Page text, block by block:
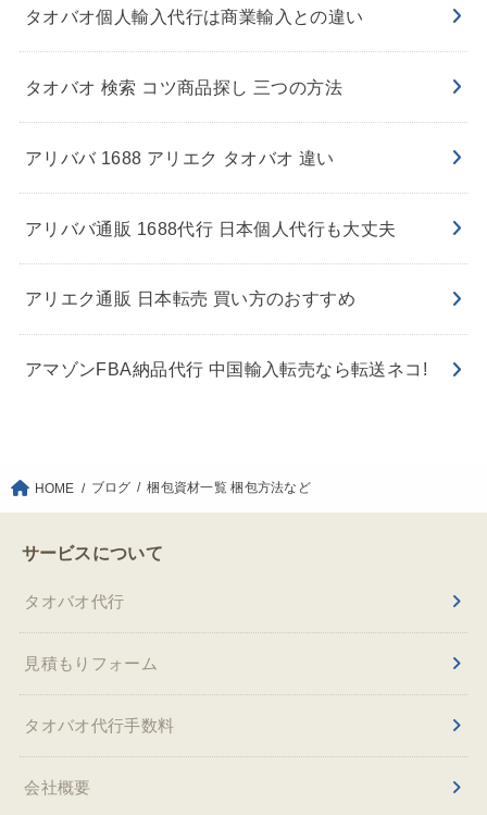
タオバオ個人輸入代行は商業輸入との違い
タオバオ 検索 コツ商品探し 三つの方法
アリババ 1688 アリエク タオバオ 違い
アリババ通販 1688代行 日本個人代行も大丈夫
アリエク通販 日本転売 買い方のおすすめ
アマゾンFBA納品代行 中国輸入転売なら転送ネコ!
HOME ブログ 梱包資材一覧 梱包方法など
サービスについて
タオバオ代行
見積もりフォーム
タオバオ代行手数料
会社概要